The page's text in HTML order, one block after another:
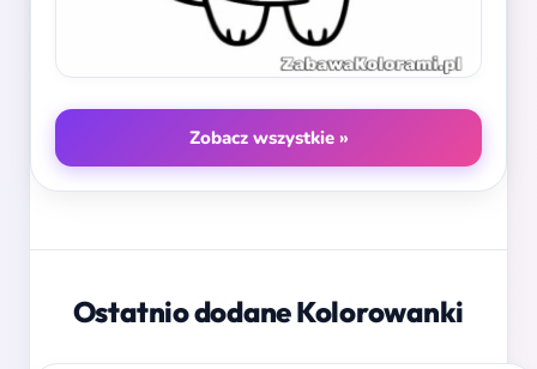
Zobacz wszystkie »
Ostatnio dodane Kolorowanki